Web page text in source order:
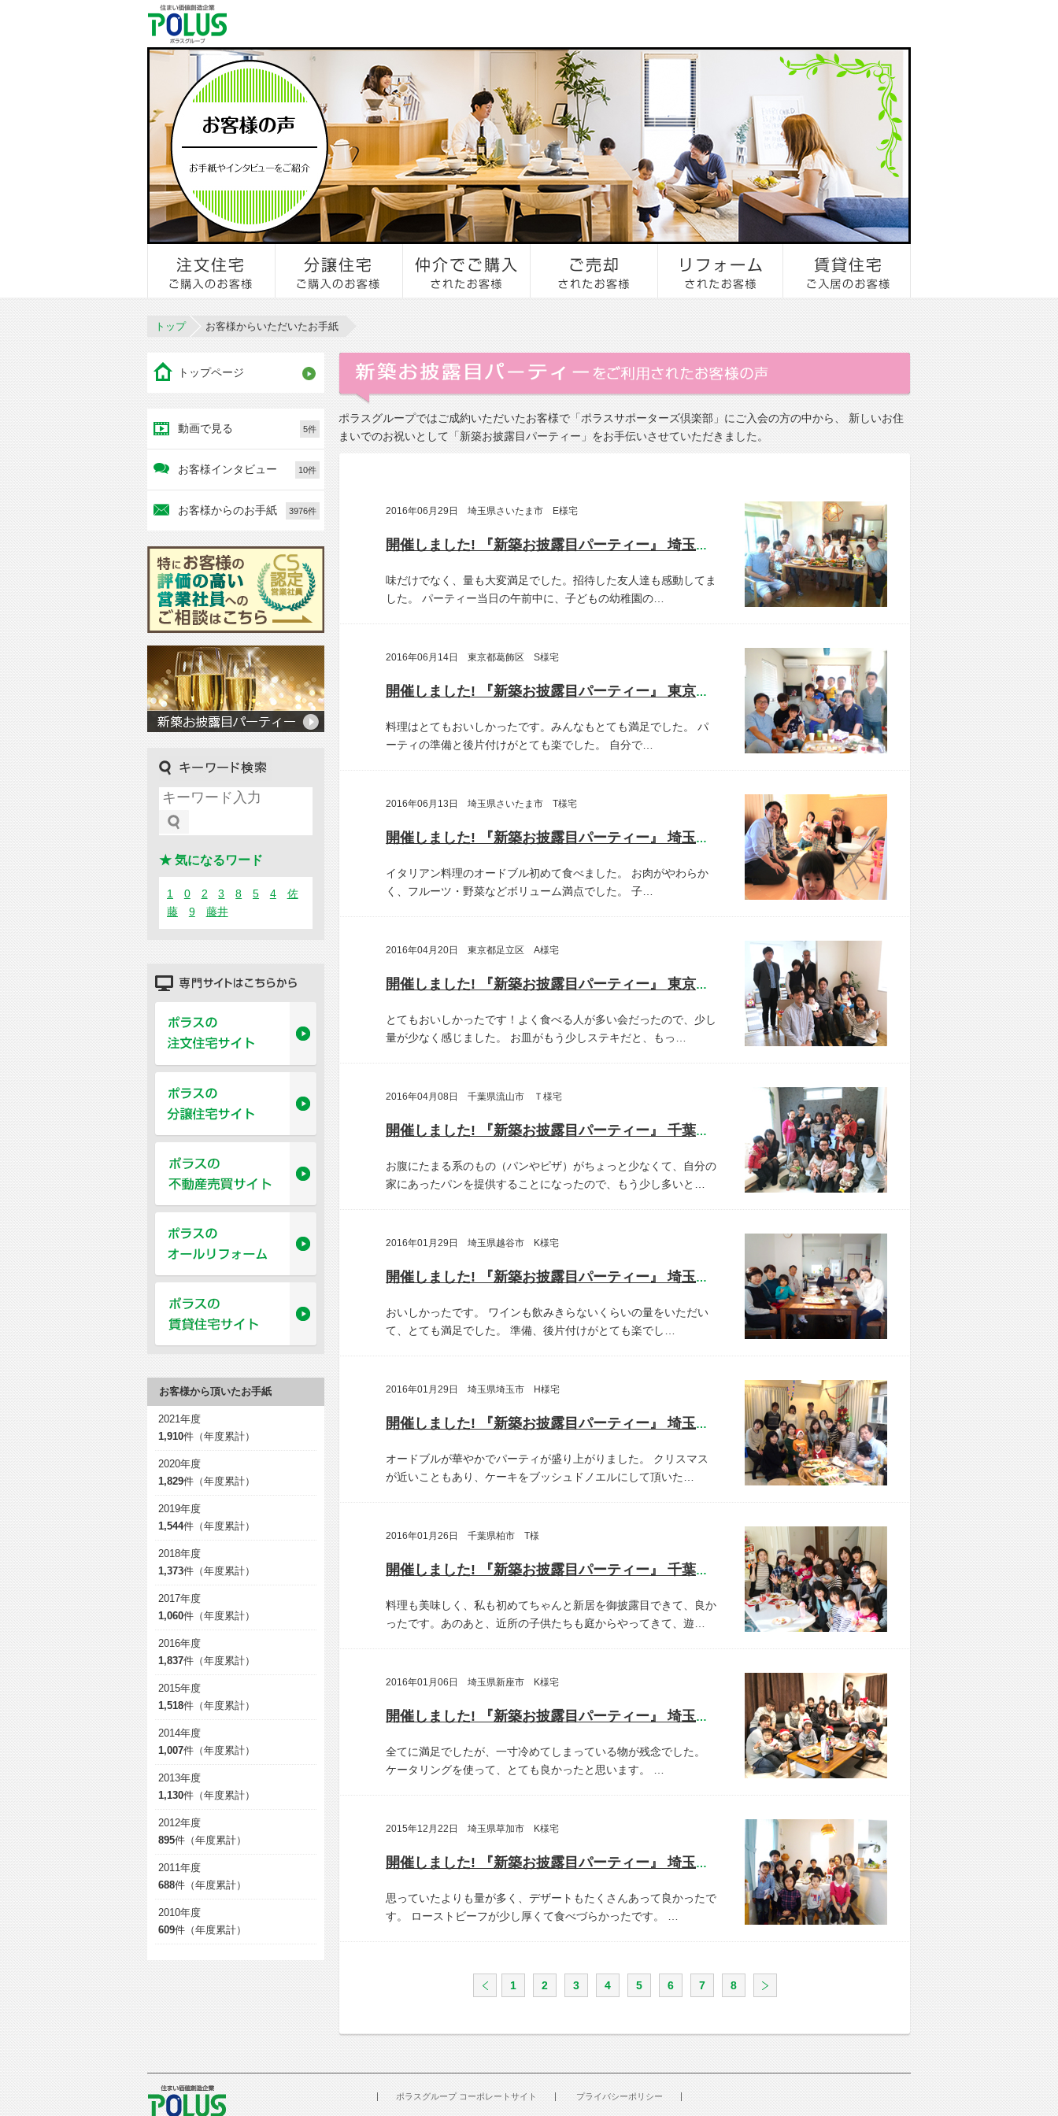
トップ お客様からいただいたお手紙
ポラスグループではご成約いただいたお客様で「ポラスサポーターズ倶楽部」にご入会の方の中から、 新しいお住
まいでのお祝いとして「新築お披露目パーティー」をお手伝いさせていただきました。
2016年06月29日 埼玉県さいたま市 E様宅
開催しました! 『新築お披露目パーティー』 埼玉県さいたま市 E様宅
味だけでなく、量も大変満足でした。招待した友人達も感動してま
した。
パーティー当日の午前中に、子どもの幼稚園の…
2016年06月14日 東京都葛飾区 S様宅
開催しました! 『新築お披露目パーティー』 東京都葛飾区 S様宅
料理はとてもおいしかったです。みんなもとても満足でした。
パ
ーティの準備と後片付けがとても楽でした。
自分で…
2016年06月13日 埼玉県さいたま市 T様宅
開催しました! 『新築お披露目パーティー』 埼玉県さいたま市 T様宅
イタリアン料理のオードブル初めて食べました。
お肉がやわらか
く、フルーツ・野菜などボリューム満点でした。
子…
2016年04月20日 東京都足立区 A様宅
開催しました! 『新築お披露目パーティー』 東京都足立区 A様宅
とてもおいしかったです！よく食べる人が多い会だったので、少し
量が少なく感じました。
お皿がもう少しステキだと、もっ…
2016年04月08日 千葉県流山市 Ｔ様宅
開催しました! 『新築お披露目パーティー』 千葉県流山市 T様宅
お腹にたまる系のもの（パンやピザ）がちょっと少なくて、自分の
家にあったパンを提供することになったので、もう少し多いと…
2016年01月29日 埼玉県越谷市 K様宅
開催しました! 『新築お披露目パーティー』 埼玉県越谷市 K様宅
おいしかったです。
ワインも飲みきらないくらいの量をいただい
て、とても満足でした。
準備、後片付けがとても楽でし…
2016年01月29日 埼玉県埼玉市 H様宅
開催しました! 『新築お披露目パーティー』 埼玉県埼玉市 H様宅
オードブルが華やかでパーティが盛り上がりました。
クリスマス
が近いこともあり、ケーキをブッシュドノエルにして頂いた…
2016年01月26日 千葉県柏市 T様
開催しました! 『新築お披露目パーティー』 千葉県柏市 T様宅
料理も美味しく、私も初めてちゃんと新居を御披露目できて、良か
ったです。あのあと、近所の子供たちも庭からやってきて、遊…
2016年01月06日 埼玉県新座市 K様宅
開催しました! 『新築お披露目パーティー』 埼玉県新座市 K様宅
全てに満足でしたが、一寸冷めてしまっている物が残念でした。
ケータリングを使って、とても良かったと思います。
2015年12月22日 埼玉県草加市 K様宅
開催しました! 『新築お披露目パーティー』 埼玉県草加市 K様宅
思っていたよりも量が多く、デザートもたくさんあって良かったで
す。
ローストビーフが少し厚くて食べづらかったです。
1 2 3 4 5 6 7 8
トップページ
動画で見る 5件
お客様インタビュー 10件
お客様からのお手紙 3976件
★ 気になるワード
1 0 2 3 8 5 4
佐
藤
9 藤井
お客様から頂いたお手紙
2021年度
1,910件（年度累計）
2020年度
1,829件（年度累計）
2019年度
1,544件（年度累計）
2018年度
1,373件（年度累計）
2017年度
1,060件（年度累計）
2016年度
1,837件（年度累計）
2015年度
1,518件（年度累計）
2014年度
1,007件（年度累計）
2013年度
1,130件（年度累計）
2012年度
895件（年度累計）
2011年度
688件（年度累計）
2010年度
609件（年度累計）
ポラスグループ コーポレートサイト
プライバシーポリシー